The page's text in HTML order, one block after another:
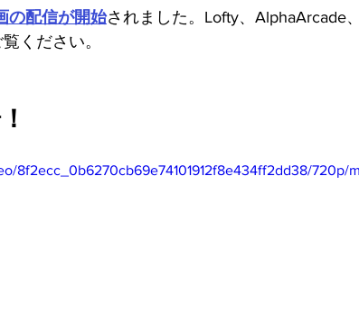
の配信が開始されました。Lofty、AlphaArcade
ください。
8f2ecc_0b6270cb69e74101912f8e434ff2dd38/720p/